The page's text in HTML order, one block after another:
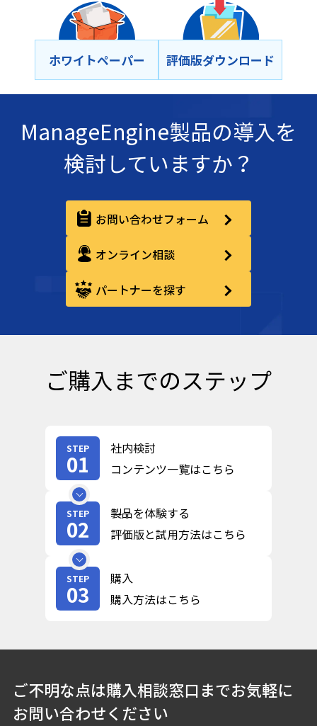
ホワイトペーパー 評価版ダウンロード
ManageEngine製品の導入を
検討していますか？
お問い合わせフォーム
オンライン相談
パートナーを探す
ご購入までのステップ
STEP
01
社内検討
コンテンツ一覧はこちら
STEP
02
製品を体験する
評価版と試用方法はこちら
STEP
03
購入
購入方法はこちら
ご不明な点は購入相談窓口までお気軽に
お問い合わせください